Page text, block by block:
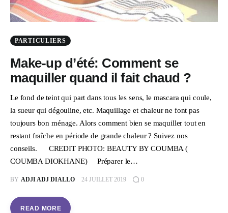
PARTICULIERS
Make-up d’été: Comment se
maquiller quand il fait chaud ?
Le fond de teint qui part dans tous les sens, le mascara qui coule,
la sueur qui dégouline, etc. Maquillage et chaleur ne font pas
toujours bon ménage. Alors comment bien se maquiller tout en
restant fraîche en période de grande chaleur ? Suivez nos
conseils. CREDIT PHOTO: BEAUTY BY COUMBA (
COUMBA DIOKHANE) Préparer le…
BY ADJI ADJ DIALLO 24 JUILLET 2019 0
READ MORE